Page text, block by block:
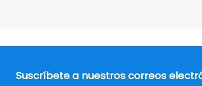
Suscríbete a nuestros correos